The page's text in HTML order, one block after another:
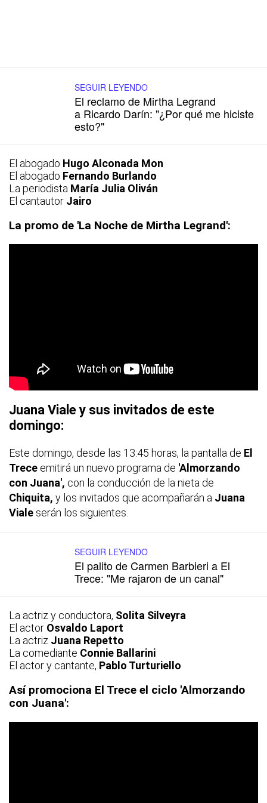
SEGUIR LEYENDO
El reclamo de Mirtha Legrand
a Ricardo Darín: "¿Por qué me hiciste
esto?"
El abogado Hugo Alconada Mon
El abogado Fernando Burlando
La periodista María Julia Oliván
El cantautor Jairo
La promo de 'La Noche de Mirtha Legrand':
Juana Viale y sus invitados de este
domingo:
Este domingo, desde las 13:45 horas, la pantalla de El
Trece emitirá un nuevo programa de 'Almorzando
con Juana', con la conducción de la nieta de
Chiquita, y los invitados que acompañarán a Juana
Viale serán los siguientes.
SEGUIR LEYENDO
El palito de Carmen Barbieri a El
Trece: "Me rajaron de un canal"
La actriz y conductora, Solita Silveyra
El actor Osvaldo Laport
La actriz Juana Repetto
La comediante Connie Ballarini
El actor y cantante, Pablo Turturiello
Así promociona El Trece el ciclo 'Almorzando
con Juana':